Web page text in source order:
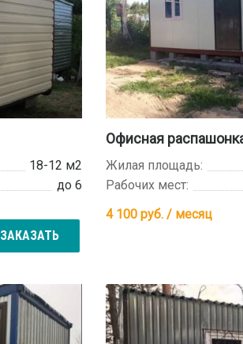
18-12 м2
до 6
ЗАКАЗАТЬ
Офисная
Жилая площадь:
Рабочих мест:
4 100руб. / месяц